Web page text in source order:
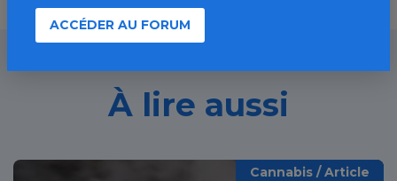
À lire aussi
Cannabis / Article
ACCÉDER AU FORUM